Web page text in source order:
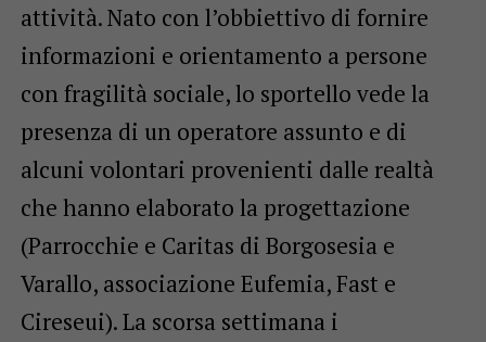
attività. Nato con l’obbiettivo di fornire
informazioni e orientamento a persone
con fragilità sociale, lo sportello vede la
presenza di un operatore assunto e di
alcuni volontari provenienti dalle realtà
che hanno elaborato la progettazione
(Parrocchie e Caritas di Borgosesia e
Varallo, associazione Eufemia, Fast e
Cireseui). La scorsa settimana i